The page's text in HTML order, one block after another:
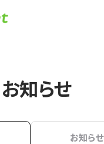
お知らせ
お知らせ